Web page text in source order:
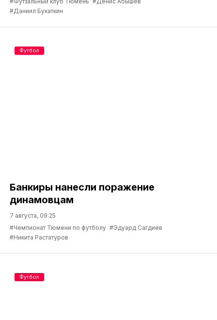
#Даниил Букаткин
Банкиры нанесли поражение
динамовцам
7 августа, 09:25
#Чемпионат Тюмени по футболу #Эдуард Сагдиев
#Никита Растатуров
Футбол
Футбол